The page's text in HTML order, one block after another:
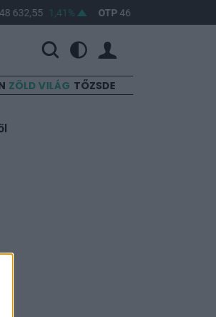
632,55 1,41% OTP 46 890
ZÖLD VILÁG TŐZSDE